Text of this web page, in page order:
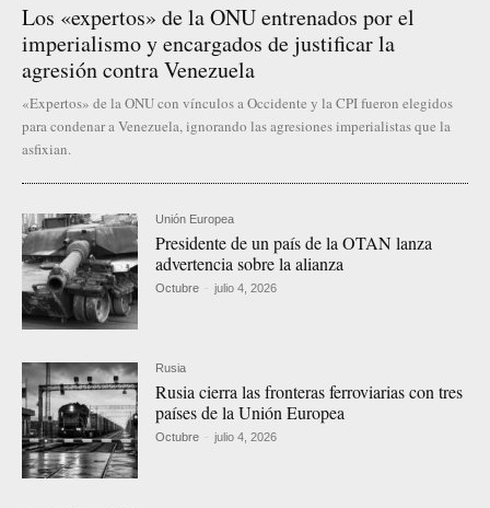
Los «expertos» de la ONU entrenados por el
imperialismo y encargados de justificar la
agresión contra Venezuela
«Expertos» de la ONU con vínculos a Occidente y la CPI fueron elegidos
para condenar a Venezuela, ignorando las agresiones imperialistas que la
asfixian.
Unión Europea
Presidente de un país de la OTAN lanza
advertencia sobre la alianza
Octubre - julio 4, 2026
Rusia
Rusia cierra las fronteras ferroviarias con tres
países de la Unión Europea
Octubre - julio 4, 2026